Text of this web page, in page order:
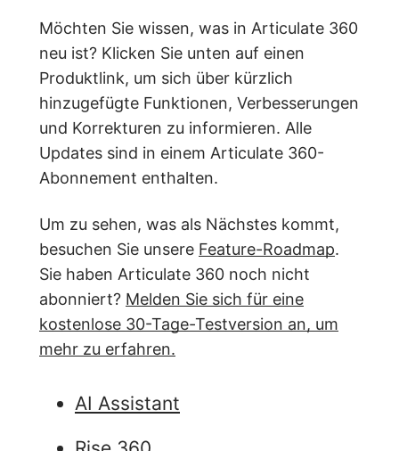
Möchten Sie wissen, was in Articulate 360
neu ist? Klicken Sie unten auf einen
Produktlink, um sich über kürzlich
hinzugefügte Funktionen, Verbesserungen
und Korrekturen zu informieren. Alle
Updates sind in einem Articulate 360-
Abonnement enthalten.
Um zu sehen, was als Nächstes kommt,
besuchen Sie unsere Feature-Roadmap.
Sie haben Articulate 360 noch nicht
abonniert? Melden Sie sich für eine
kostenlose 30-Tage-Testversion an, um
mehr zu erfahren.
AI Assistant